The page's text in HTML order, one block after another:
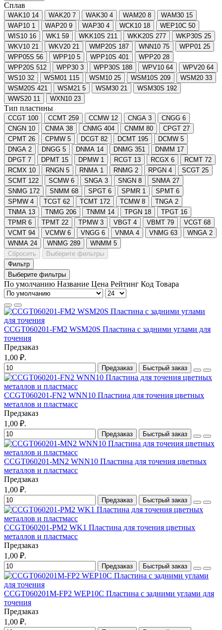
Сплав
WAK10 14 WAK20 7 WAK30 4 WAM20 8 WAM30 15
WAP10 1 WAP20 9 WAP30 4 WCK10 18 WEP10C 50
WIS10 16 WK1 59 WKK10S 211 WKK20S 277 WKP30S 25
WKV10 21 WKV20 21 WMP20S 187 WNN10 75 WPP01 25
WPP05S 56 WPP10 5 WPP10S 401 WPP20 28
WPP20S 512 WPP30 3 WPP30S 188 WPV10 64 WPV20 64
WS10 32 WSM01 115 WSM10 25 WSM10S 209 WSM20 33
WSM20S 421 WSM21 5 WSM30 21 WSM30S 192
WWS20 11 WXN10 23
Тип пластины
CCGT 100 CCMT 259 CCMW 12 CNGA 3 CNGG 6
CNGN 10 CNMA 38 CNMG 404 CNMM 80 CPGT 27
CPMT 26 CPMW 5 DCGT 82 DCMT 195 DCMW 5
DNGA 2 DNGG 5 DNMA 14 DNMG 351 DNMM 17
DPGT 7 DPMT 15 DPMW 1 RCGT 13 RCGX 6 RCMT 72
RCMX 10 RNGN 5 RNMA 1 RNMG 2 RPGN 4 SCGT 25
SCMT 122 SCMW 6 SNGA 3 SNGN 8 SNMA 27
SNMG 172 SNMM 68 SPGT 6 SPMR 1 SPMT 6
SPMW 4 TCGT 62 TCMT 172 TCMW 8 TNGA 2
TNMA 13 TNMG 206 TNMM 14 TPGN 18 TPGT 16
TPMR 6 TPMT 22 TPMW 3 VBGT 4 VBMT 79 VCGT 68
VCMT 94 VCMW 6 VNGG 6 VNMA 4 VNMG 63 WNGA 2
WNMA 24 WNMG 289 WNMM 5
Сбросить
Выберите фильтры
Фильтр
Выберите фильтры
По умолчанию Название Цена Рейтинг Код Товара
CCGT060201-FM2 WSM20S Пластина с задними углами для
точения
Предзаказ
1,00 ₽.
Предзаказ Быстрый заказ
CCGT060201-FN2 WNN10 Пластина для точения цветных
металлов и пластмасс
Предзаказ
1,00 ₽.
Предзаказ Быстрый заказ
CCGT060201-MN2 WNN10 Пластина для точения цветных
металлов и пластмасс
Предзаказ
1,00 ₽.
Предзаказ Быстрый заказ
CCGT060201-PM2 WK1 Пластина для точения цветных
металлов и пластмасс
Предзаказ
1,00 ₽.
Предзаказ Быстрый заказ
CCGT060201M-FP2 WEP10C Пластина с задними углами для
точения
Предзаказ
1,00 ₽.